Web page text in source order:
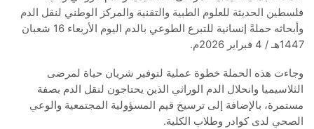
فلسطين الحديثة للعلوم الطبية والتقنية والمركز الوطني لنقل الدم
وأبحاثه حملةً إنسانية للتبرع الطوعي بالدم اليوم الأربعاء 16 شعبان
1447هـ / 4 فبراير 2026م.
وجاءت هذه الحملة خطوة عملية لتوفير شريان حياة لمرضى
الثلاسيميا وانحلال الدم الوراثي الذين يحتاجون لنقل الدم بصفة
مستمرة، بالإضافة إلى ترسيخ قيم المسؤولية المجتمعية والوعي
الصحي لدى كوادر وطلاب الكلية.